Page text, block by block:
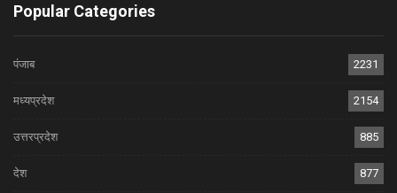
Popular Categories
पंजाब 2231
मध्यप्रदेश 2154
उत्तरप्रदेश 885
देश 877